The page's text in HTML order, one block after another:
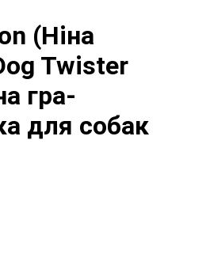
(Ніна
Twister
гра-
для собак